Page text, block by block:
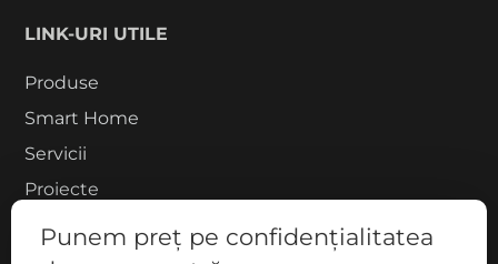
LINK-URI UTILE
Produse
Smart Home
Servicii
Proiecte
Despre noi
Punem preț pe confidențialitatea